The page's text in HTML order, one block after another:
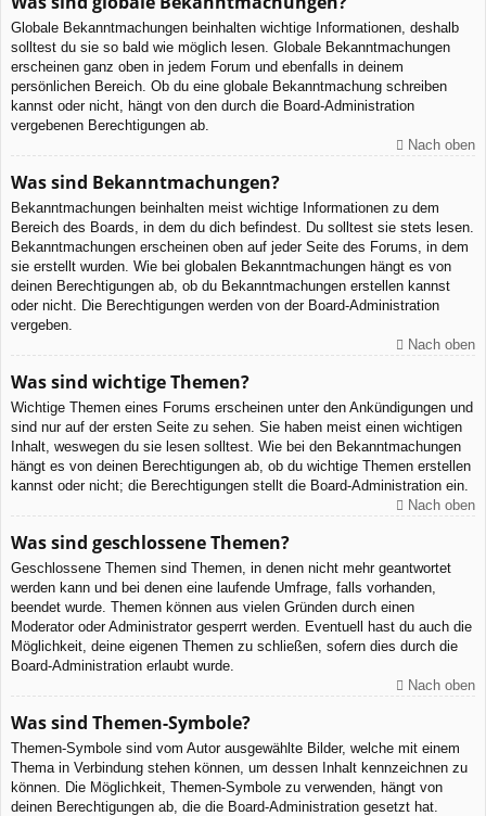
Globale Bekanntmachungen beinhalten wichtige Informationen, deshalb
solltest du sie so bald wie möglich lesen. Globale Bekanntmachungen
erscheinen ganz oben in jedem Forum und ebenfalls in deinem
persönlichen Bereich. Ob du eine globale Bekanntmachung schreiben
kannst oder nicht, hängt von den durch die Board-Administration
vergebenen Berechtigungen ab.
Nach oben
Was sind Bekanntmachungen?
Bekanntmachungen beinhalten meist wichtige Informationen zu dem
Bereich des Boards, in dem du dich befindest. Du solltest sie stets lesen.
Bekanntmachungen erscheinen oben auf jeder Seite des Forums, in dem
sie erstellt wurden. Wie bei globalen Bekanntmachungen hängt es von
deinen Berechtigungen ab, ob du Bekanntmachungen erstellen kannst
oder nicht. Die Berechtigungen werden von der Board-Administration
vergeben.
Nach oben
Was sind wichtige Themen?
Wichtige Themen eines Forums erscheinen unter den Ankündigungen und
sind nur auf der ersten Seite zu sehen. Sie haben meist einen wichtigen
Inhalt, weswegen du sie lesen solltest. Wie bei den Bekanntmachungen
hängt es von deinen Berechtigungen ab, ob du wichtige Themen erstellen
kannst oder nicht; die Berechtigungen stellt die Board-Administration ein.
Nach oben
Was sind geschlossene Themen?
Geschlossene Themen sind Themen, in denen nicht mehr geantwortet
werden kann und bei denen eine laufende Umfrage, falls vorhanden,
beendet wurde. Themen können aus vielen Gründen durch einen
Moderator oder Administrator gesperrt werden. Eventuell hast du auch die
Möglichkeit, deine eigenen Themen zu schließen, sofern dies durch die
Board-Administration erlaubt wurde.
Nach oben
Was sind Themen-Symbole?
Themen-Symbole sind vom Autor ausgewählte Bilder, welche mit einem
Thema in Verbindung stehen können, um dessen Inhalt kennzeichnen zu
können. Die Möglichkeit, Themen-Symbole zu verwenden, hängt von
deinen Berechtigungen ab, die die Board-Administration gesetzt hat.